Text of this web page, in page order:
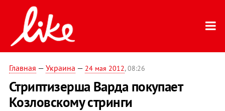
Главная — Украина — 24 мая 2012, 08:26
Стриптизерша Варда покупает
Козловскому стринги